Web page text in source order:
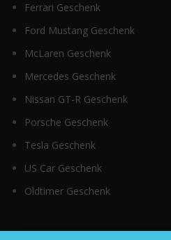
Ferrari Geschenk
Ford Mustang Geschenk
McLaren Geschenk
Mercedes Geschenk
Nissan GT-R Geschenk
Porsche Geschenk
Tesla Geschenk
US Car Geschenk
Oldtimer Geschenk